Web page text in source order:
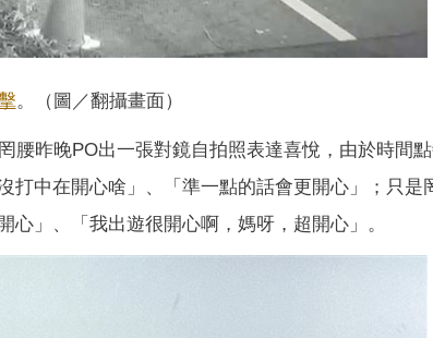
。（圖／翻攝畫面）
腰昨晚PO出一張對鏡自拍照表達喜悅，由於時間
打中在開心啥」、「準一點的話會更開心」；只是
」、「我出遊很開心啊，媽呀，超開心」。